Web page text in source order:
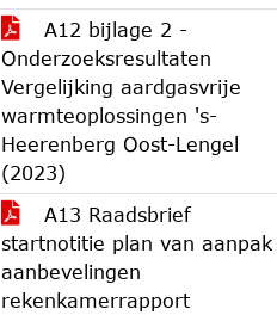
A12 bijlage 2 -
Onderzoeksresultaten
Vergelijking aardgasvrije
warmteoplossingen 's-
Heerenberg Oost-Lengel
(2023)
A13 Raadsbrief
startnotitie plan van aanpak
aanbevelingen
rekenkamerrapport